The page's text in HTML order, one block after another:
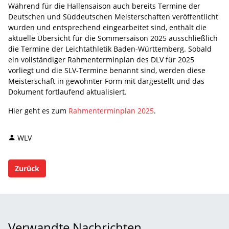
Während für die Hallensaison auch bereits Termine der
Deutschen und Süddeutschen Meisterschaften veröffentlicht
wurden und entsprechend eingearbeitet sind, enthält die
aktuelle Übersicht für die Sommersaison 2025 ausschließlich
die Termine der Leichtathletik Baden-Württemberg. Sobald
ein vollständiger Rahmenterminplan des DLV für 2025
vorliegt und die SLV-Termine benannt sind, werden diese
Meisterschaft in gewohnter Form mit dargestellt und das
Dokument fortlaufend aktualisiert.
Hier geht es zum Rahmenterminplan 2025.
WLV
Zurück